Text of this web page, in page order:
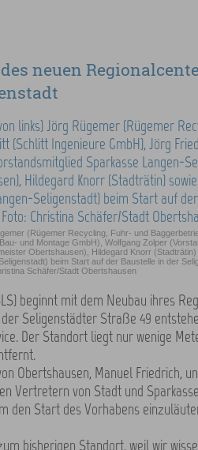
neuen
(Rügemer Recycling, Fuhr- und
und Montage GmbH), Wolfgang Zolper
Obertshausen), Hildegard Knorr
beim Start auf der Baustelle in der
Schäfer/Stadt Obertshausen
beginnt mit dem Neubau ihres
Seligenstädter Straße 49
Der Standort liegt nur wenige
Obertshausen, Manuel Friedrich,
Vertretern von Stadt und
den Start des Vorhabens
bisherigen Standort, weil wir